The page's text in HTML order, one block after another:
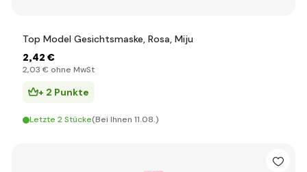
Top Model Gesichtsmaske, Rosa, Miju
2,42 €
2,03 € ohne MwSt
+ 2 Punkte
Letzte 2 Stücke(Bei Ihnen 11.08.)